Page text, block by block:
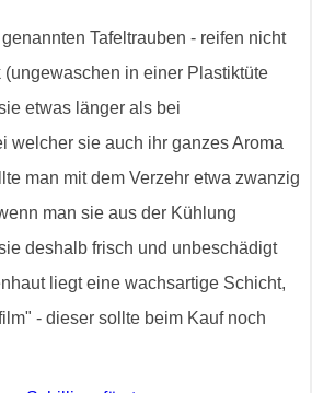
Tafeltrauben - reifen nicht
(ungewaschen in einer Plastiktüte
etwas länger als bei
welcher sie auch ihr ganzes Aroma
man mit dem Verzehr etwa zwanzig
man sie aus der Kühlung
deshalb frisch und unbeschädigt
liegt eine wachsartige Schicht,
- dieser sollte beim Kauf noch